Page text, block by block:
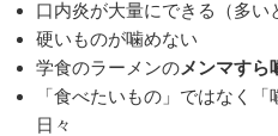
口内炎が大量にできる（多い
硬いものが噛めない
学食のラーメンのメンマすら
「食べたいもの」ではなく
日々